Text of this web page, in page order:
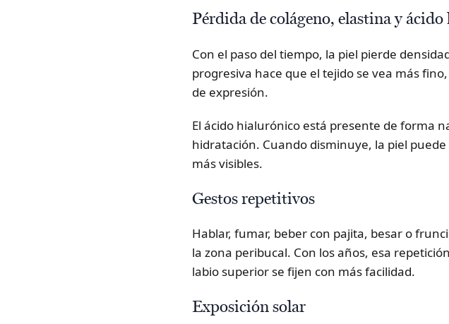
Pérdida de colágeno, elastina y
Con el paso del tiempo, la piel pierde
progresiva hace que el tejido se vea más
de expresión.
El ácido hialurónico está presente de forma
hidratación. Cuando disminuye, la piel
más visibles.
Gestos repetitivos
Hablar, fumar, beber con pajita, besar o
la zona peribucal. Con los años, esa
labio superior se fijen con más facilidad.
Exposición solar